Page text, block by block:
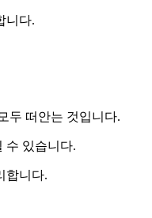
니다.
두 떠안는 것입니다.
수 있습니다.
합니다.